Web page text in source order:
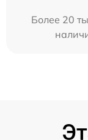
Более 20